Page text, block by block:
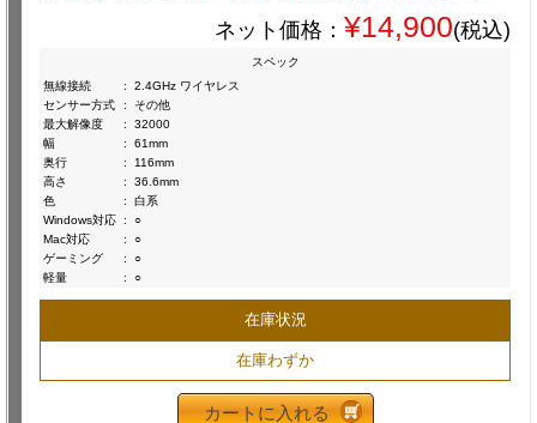
ネット価格： ¥14,900(税込)
スペック
無線接続
:
2.4GHz ワイヤレス
センサー方式
:
その他
最大解像度
:
32000
幅
:
61mm
奥行
:
116mm
高さ
:
36.6mm
色
:
白系
Windows対応 :
○
Mac対応
:
○
ゲーミング
:
○
軽量
: ○
在庫状況
在庫わずか
カートに入れる